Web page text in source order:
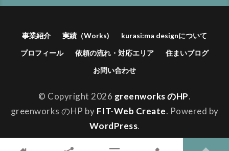
事業紹介 実績（Works)
kurasi:ma designについて
プロフィール
依頼の流れ・対応エリア
住まいブログ
お問い合わせ
© Copyright 2026 greenworks のHP.
greenworks のHP by FIT-Web Create. Powered by
WordPress.